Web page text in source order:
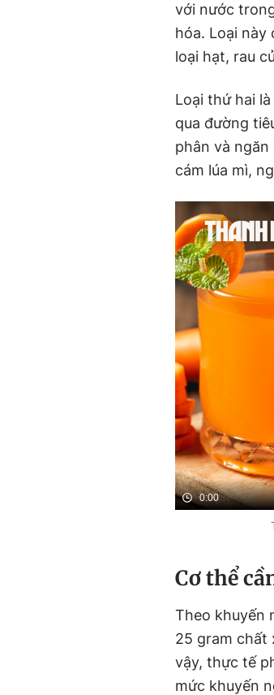
với nước
hóa. Loại này
loại hạt, rau
Loại thứ hai là
qua đường
phân và
cám lúa mì,
0:00
Cơ thể
Theo khuyến
25 gram chất
vậy, thực tế
mức khuyến